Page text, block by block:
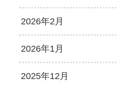
2026年2月
2026年1月
2025年12月